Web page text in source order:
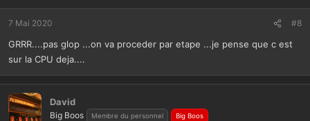
7 Mai 2020 #8
GRRR....pas glop ...on va proceder par etape ...je pense que c est
sur la CPU deja....
David
Big Boos Membre du personnel Big Boos